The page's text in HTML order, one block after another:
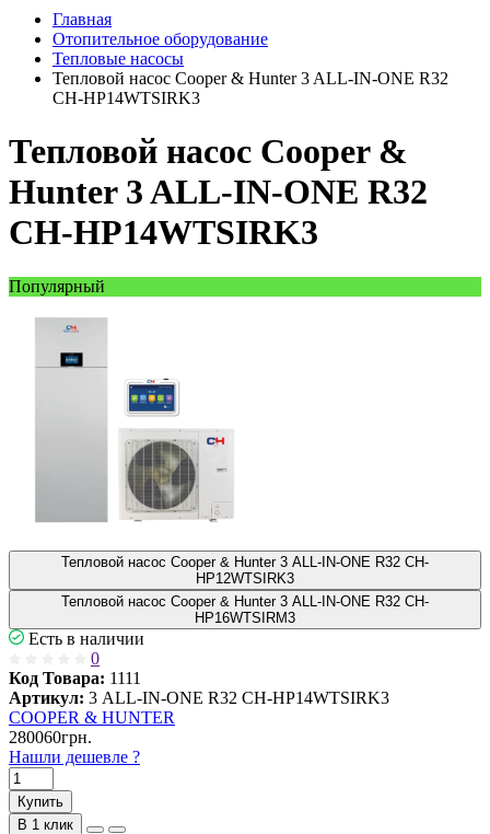
Главная
Отопительное оборудование
Тепловые насосы
Тепловой насос Cooper & Hunter 3 ALL-IN-ONE R32
CH-HP14WTSIRK3
Тепловой насос Cooper &
Hunter 3 ALL-IN-ONE R32
CH-HP14WTSIRK3
Популярный
Тепловой насос Cooper & Hunter 3 ALL-IN-ONE R32 CH-
HP12WTSIRK3
Тепловой насос Cooper & Hunter 3 ALL-IN-ONE R32 CH-
HP16WTSIRM3
Есть в наличии
0
Код Товара: 1111
Артикул: 3 ALL-IN-ONE R32 CH-HP14WTSIRK3
COOPER & HUNTER
280060грн.
Нашли дешевле ?
Купить
В 1 клик